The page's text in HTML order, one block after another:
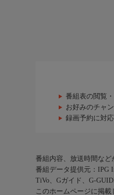
番組表の閲覧
お好みのチャ
録画予約に対
番組内容、放送時間など
番組データ提供元：IPG
TiVo、Gガイド、G-
このホームページに掲